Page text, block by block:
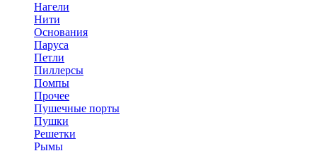
Нагели
Нити
Основания
Паруса
Петли
Пиллерсы
Помпы
Прочее
Пушечные порты
Пушки
Решетки
Рымы